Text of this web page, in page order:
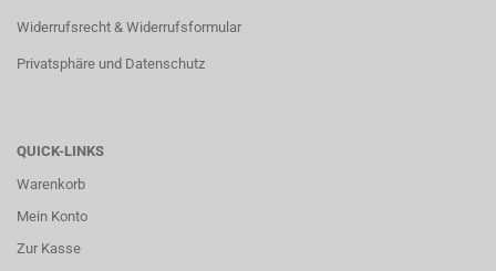
Widerrufsrecht & Widerrufsformular
Privatsphäre und Datenschutz
QUICK-LINKS
Warenkorb
Mein Konto
Zur Kasse